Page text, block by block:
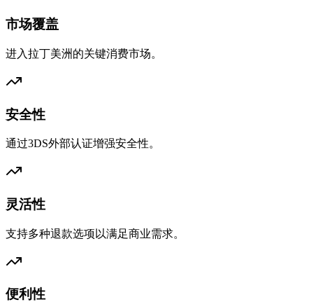
市场覆盖
进入拉丁美洲的关键消费市场。
安全性
通过3DS外部认证增强安全性。
灵活性
支持多种退款选项以满足商业需求。
便利性